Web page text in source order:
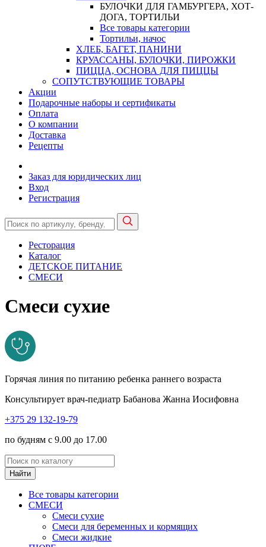
БУЛОЧКИ ДЛЯ ГАМБУРГЕРА, ХОТ-
ДОГА, ТОРТИЛЬИ
Все товары категории
Тортильи, начос
ХЛЕБ, БАГЕТ, ПАНИНИ
КРУАССАНЫ, БУЛОЧКИ, ПИРОЖКИ
ПИЦЦА, ОСНОВА ДЛЯ ПИЦЦЫ
СОПУТСТВУЮЩИЕ ТОВАРЫ
Акции
Подарочные наборы и сертификаты
Оплата
О компании
Доставка
Рецепты
Заказ для юридических лиц
Вход
Регистрация
Ресторация
Каталог
ДЕТСКОЕ ПИТАНИЕ
СМЕСИ
Смеси сухие
Горячая линия по питанию ребенка раннего возраста
Консультирует врач-педиатр Бабанова Жанна Иосифовна
+375 29 132-19-79
по будням с 9.00 до 17.00
Найти
Все товары категории
СМЕСИ
Смеси сухие
Смеси для беременных и кормящих
Смеси жидкие